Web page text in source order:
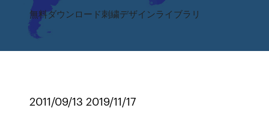
無料ダウンロード刺繍デザインライブラリ
2011/09/13 2019/11/17